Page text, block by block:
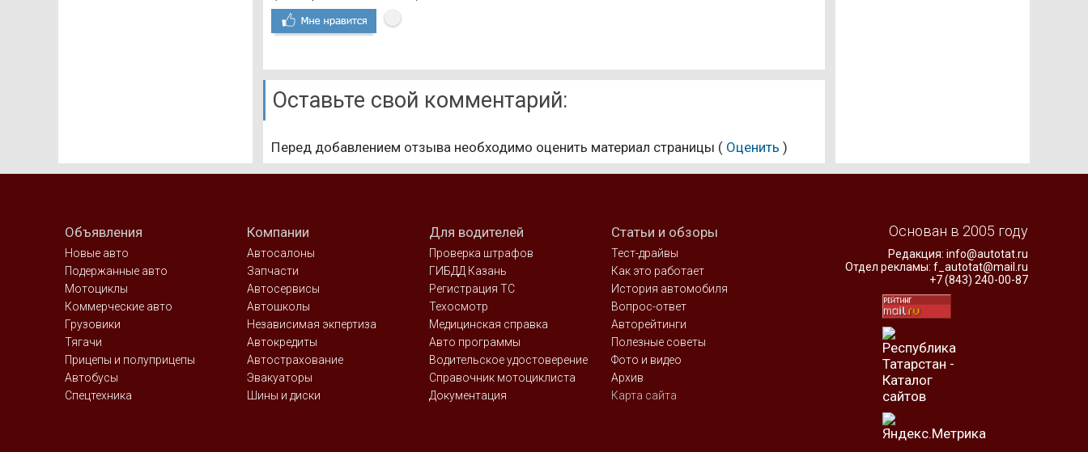
Оставьте свой комментарий:
Перед добавлением отзыва необходимо оценить материал страницы ( Оценить )
Основан в 2005 году
Редакция: info@autotat.ru
Отдел рекламы: f_autotat@mail.ru
+7 (843) 240-00-87
Объявления
Новые авто
Подержанные авто
Мотоциклы
Коммерческие авто
Грузовики
Тягачи
Прицепы и полуприцепы
Автобусы
Спецтехника
Компании
Автосалоны
Запчасти
Автосервисы
Автошколы
Независимая экпертиза
Автокредиты
Автострахование
Эвакуаторы
Шины и диски
Для водителей
Проверка штрафов
ГИБДД Казань
Регистрация ТС
Техосмотр
Медицинская справка
Авто программы
Водительское удостоверение
Справочник мотоциклиста
Документация
Статьи и обзоры
Тест-драйвы
Как это работает
История автомобиля
Вопрос-ответ
Авторейтинги
Полезные советы
Фото и видео
Архив
Карта сайта